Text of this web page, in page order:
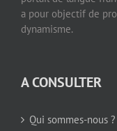
a pour objectif de
dynamisme.
A CONSULTER
Qui sommes-nous ?